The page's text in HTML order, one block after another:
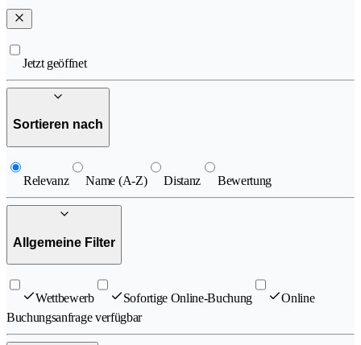
Jetzt geöffnet
Sortieren nach
Relevanz Name (A-Z) Distanz Bewertung
Allgemeine Filter
Wettbewerb Sofortige Online-Buchung
Online
Buchungsanfrage verfügbar